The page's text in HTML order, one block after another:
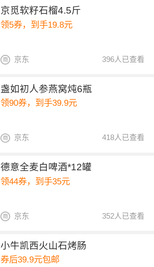
京觅软籽石榴4.5斤
领5券，到手19.8元
396人已查看
京东
盏如初人参燕窝炖6瓶
领90券，到手39.9元
418人已查看
京东
德意全麦白啤酒*12罐
领44券，到手35元
352人已查看
京东
小牛凯西火山石烤肠
券后39.9元包邮